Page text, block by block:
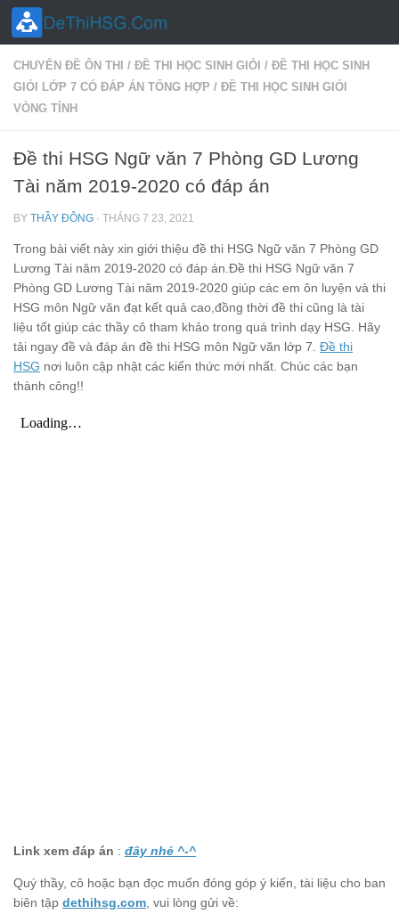
Skip to content
CHUYÊN ĐỀ ÔN THI / ĐỀ THI HỌC SINH GIỎI / ĐỀ THI HỌC SINH
GIỎI LỚP 7 CÓ ĐÁP ÁN TỔNG HỢP / ĐỀ THI HỌC SINH GIỎI
VÒNG TỈNH
Đề thi HSG Ngữ văn 7 Phòng GD Lương
Tài năm 2019-2020 có đáp án
BY THẦY ĐÔNG · THÁNG 7 23, 2021
Trong bài viết này xin giới thiệu đề thi HSG Ngữ văn 7 Phòng GD
Lương Tài năm 2019-2020 có đáp án.Đề thi HSG Ngữ văn 7
Phòng GD Lương Tài năm 2019-2020 giúp các em ôn luyện và thi
HSG môn Ngữ văn đạt kết quả cao,đồng thời đề thi cũng là tài
liệu tốt giúp các thầy cô tham khảo trong quá trình dạy HSG. Hãy
tải ngay đề và đáp án đề thi HSG môn Ngữ văn lớp 7. Đề thi
HSG nơi luôn cập nhật các kiến thức mới nhất. Chúc các bạn
thành công!!
Link xem đáp án : đây nhé ^-^
Quý thầy, cô hoặc bạn đọc muốn đóng góp ý kiến, tài liệu cho ban
biên tập dethihsg.com, vui lòng gửi về: